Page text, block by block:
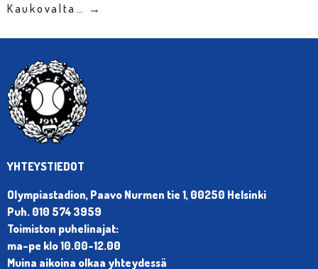
Kaukovalta… →
YHTEYSTIEDOT
Olympiastadion, Paavo Nurmen tie 1, 00250 Helsinki
Puh. 010 574 3959
Toimiston puhelinajat:
ma-pe klo 10.00-12.00
Muina aikoina olkaa yhteydessä